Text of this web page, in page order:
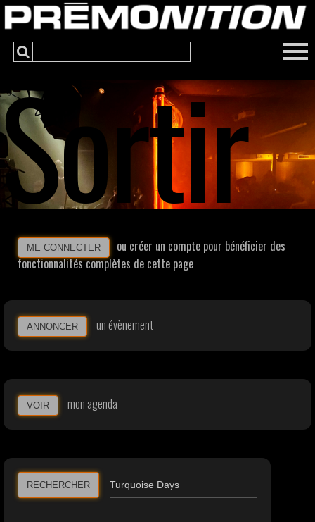
Sortir
ME CONNECTER
ou créer un compte pour bénéficier des
fonctionnalités complètes de cette page
ANNONCER un évènement
VOIR mon agenda
RECHERCHER